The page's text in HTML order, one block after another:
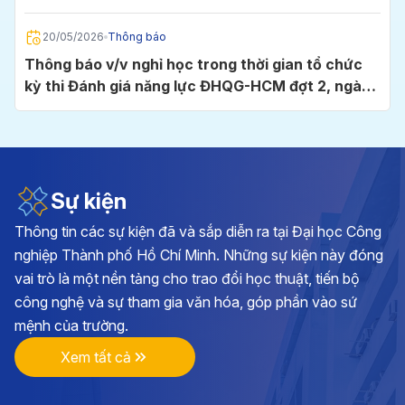
Chí Minh
20/05/2026 Thông báo
Thông báo v/v nghỉ học trong thời gian tổ chức
kỳ thi Đánh giá năng lực ĐHQG-HCM đợt 2, ngày
24/5/2026 tại Cụm thi Trường Đại học Công
học kỳ I, năm học 2026 - 2027
28/04/2026 Thông báo
Kế hoạch triển khai cuộc thi chính luận về bảo vệ
nền tảng tư tưởng của Đảng lần thứ 6, năm 2026
tại Đảng bộ Trường ĐH Công nghiệp TP.HCM
17/04/2026 Thông báo
Thông báo v/v vận động đóng góp hình ảnh, tư
liệu và hiện vật hướng tới kỷ niệm 70 năm Ngày
Sự kiện
Thông tin các sự kiện đã và sắp diễn ra tại Đại học Công
nghiệp Thành phố Hồ Chí Minh. Những sự kiện này đóng
vai trò là một nền tảng cho trao đổi học thuật, tiến bộ
công nghệ và sự tham gia văn hóa, góp phần vào sứ
mệnh của trường.
Xem tất cả